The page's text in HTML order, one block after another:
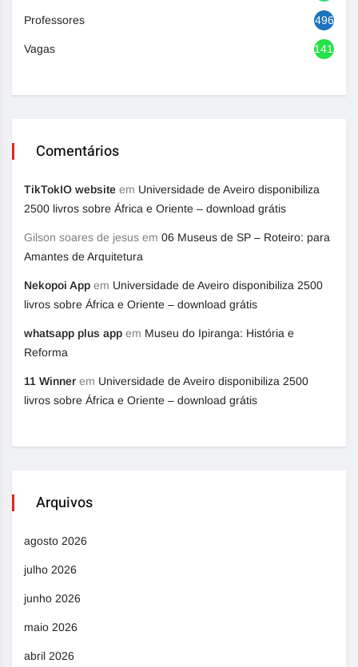
Professores 496
Vagas 1418
Comentários
TikTokIO website em Universidade de Aveiro disponibiliza
2500 livros sobre África e Oriente – download grátis
Gilson soares de jesus em 06 Museus de SP – Roteiro: para
Amantes de Arquitetura
Nekopoi App em Universidade de Aveiro disponibiliza 2500
livros sobre África e Oriente – download grátis
whatsapp plus app em Museu do Ipiranga: História e
Reforma
11 Winner em Universidade de Aveiro disponibiliza 2500
livros sobre África e Oriente – download grátis
Arquivos
agosto 2026
julho 2026
junho 2026
maio 2026
abril 2026